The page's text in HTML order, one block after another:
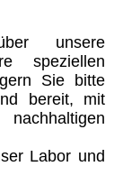
unsere
speziellen
Sie bitte
bereit, mit
Labor und